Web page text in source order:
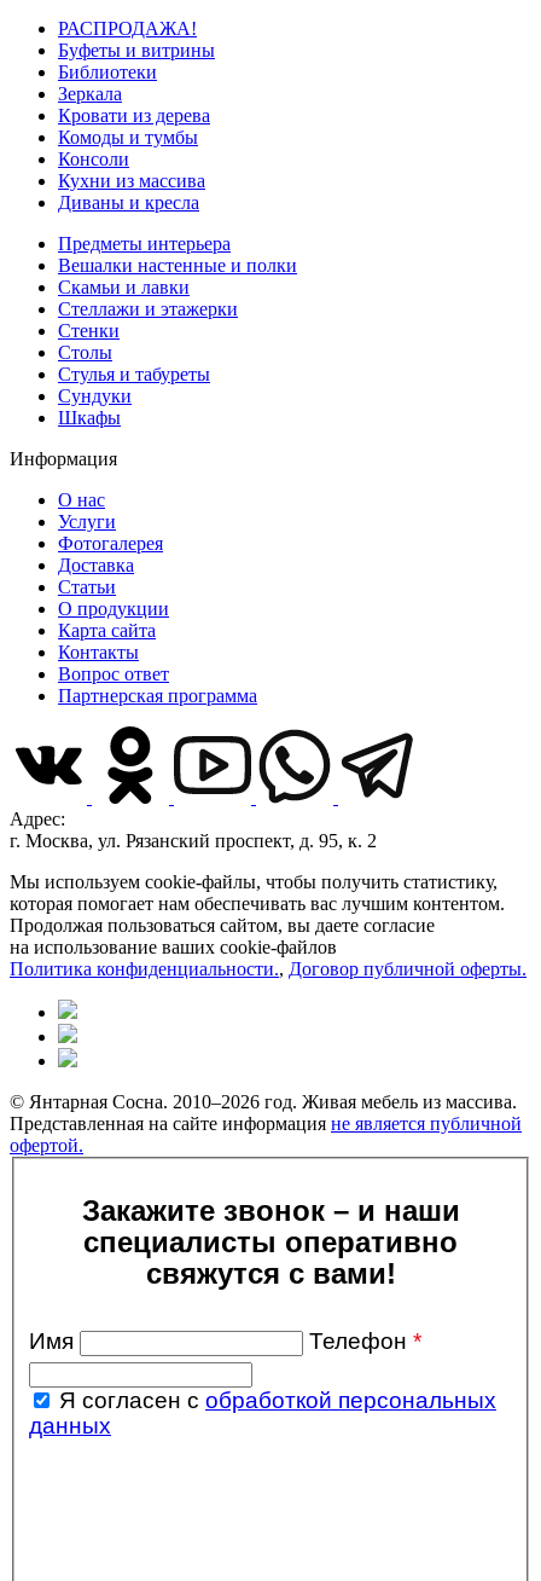
РАСПРОДАЖА!
Буфеты и витрины
Библиотеки
Зеркала
Кровати из дерева
Комоды и тумбы
Консоли
Кухни из массива
Диваны и кресла
Предметы интерьера
Вешалки настенные и полки
Скамьи и лавки
Стеллажи и этажерки
Стенки
Столы
Стулья и табуреты
Сундуки
Шкафы
Информация
О нас
Услуги
Фотогалерея
Доставка
Статьи
О продукции
Карта сайта
Контакты
Вопрос ответ
Партнерская программа
Адрес:
г. Москва, ул. Рязанский проспект, д. 95, к. 2
Мы используем cookie-файлы, чтобы получить статистику,
которая помогает нам обеспечивать вас лучшим контентом.
Продолжая пользоваться сайтом, вы даете согласие
на использование ваших cookie-файлов
Политика конфиденциальности., Договор публичной оферты.
© Янтарная Сосна. 2010–2026 год. Живая мебель из массива.
Представленная на сайте информация не является публичной
офертой.
Закажите звонок – и наши
специалисты оперативно
свяжутся с вами!
Имя Телефон *
Я согласен с обработкой персональных
данных